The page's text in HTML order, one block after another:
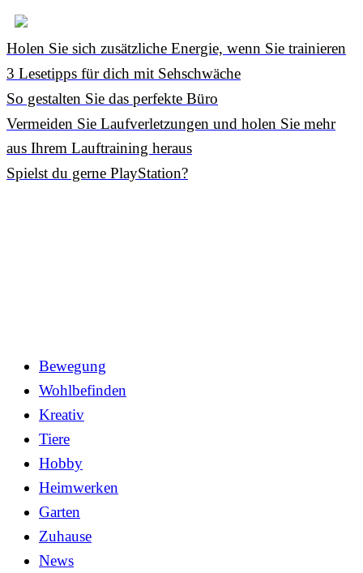
Holen Sie sich zusätzliche Energie, wenn Sie trainieren
3 Lesetipps für dich mit Sehschwäche
So gestalten Sie das perfekte Büro
Vermeiden Sie Laufverletzungen und holen Sie mehr
aus Ihrem Lauftraining heraus
Spielst du gerne PlayStation?
Bewegung
Wohlbefinden
Kreativ
Tiere
Hobby
Heimwerken
Garten
Zuhause
News